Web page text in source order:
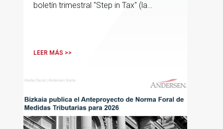
boletín trimestral "Step in Tax" (la
internacionales de la UE
LEER MÁS >>